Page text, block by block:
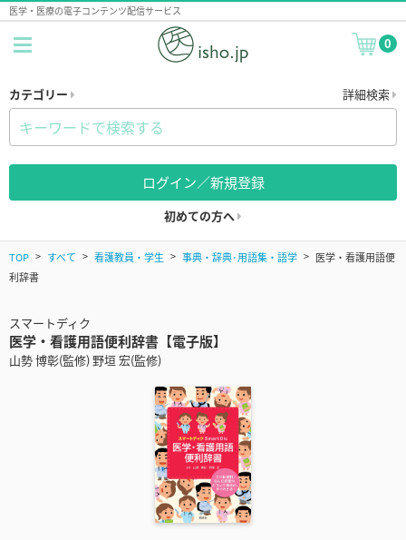
医学・医療の電子コンテンツ配信サービス
0
カテゴリー 詳細検索
ログイン／新規登録
初めての方へ
TOP すべて 看護教員・学生 事典・辞典･用語集・語学
医学・看護用語便
利辞書
スマートディク
医学・看護用語便利辞書【電子版】
山勢 博彰(監修) 野垣 宏(監修)